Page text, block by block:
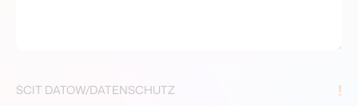
!
ŠĆIT DATOW/DATENSCHUTZ